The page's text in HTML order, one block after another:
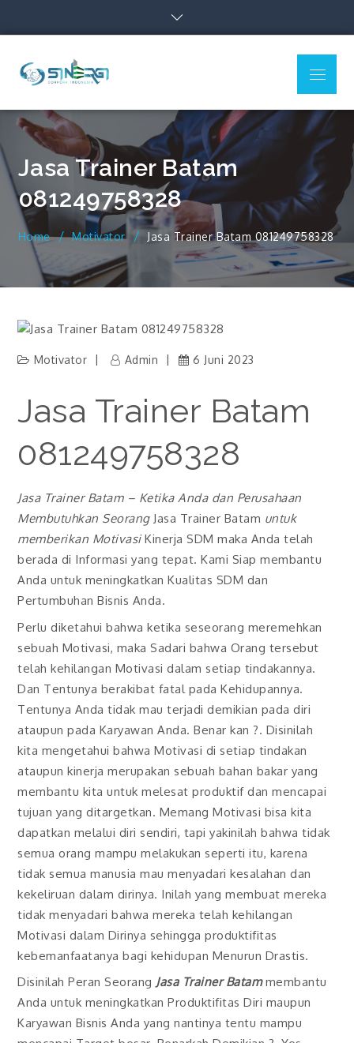
Indonesia
Menu
Jasa Trainer Batam
081249758328
Home Motivator Jasa Trainer Batam 081249758328
Motivator Admin 6 Juni 2023
Jasa Trainer Batam
081249758328
Jasa Trainer Batam – Ketika Anda dan Perusahaan
Membutuhkan Seorang Jasa Trainer Batam untuk
memberikan MotivasiKinerja SDM maka Anda telah
berada di Informasi yang tepat. Kami Siap membantu
Anda untuk meningkatkan Kualitas SDM dan
Pertumbuhan Bisnis Anda.
Perlu diketahui bahwa ketika seseorang meremehkan
sebuah Motivasi, maka Sadari bahwa Orang tersebut
telah kehilangan Motivasi dalam setiap tindakannya.
Dan Tentunya berakibat fatal pada Kehidupannya.
Tentunya Anda tidak mau terjadi demikian pada diri
ataupun pada Karyawan Anda. Benar kan ?. Disinilah
kita mengetahui bahwa Motivasi di setiap tindakan
ataupun kinerja merupakan sebuah bahan bakar yang
membantu kita untuk melesat produktif dan mencapai
tujuan yang ditargetkan. Memang Motivasi bisa kita
dapatkan melalui diri sendiri, tapi yakinilah bahwa tidak
semua orang mampu melakukan seperti itu, karena
tidak semua manusia mau menyadari kesalahan dan
kekeliruan dalam dirinya. Inilah yang membuat mereka
tidak menyadari bahwa mereka telah kehilangan
Motivasi dalam Dirinya sehingga produktifitas
kebemanfaatanya bagi kehidupan Menurun Drastis.
Disinilah Peran Seorang Jasa Trainer Batammembantu
Anda untuk meningkatkan Produktifitas Diri maupun
Karyawan Bisnis Anda yang nantinya tentu mampu